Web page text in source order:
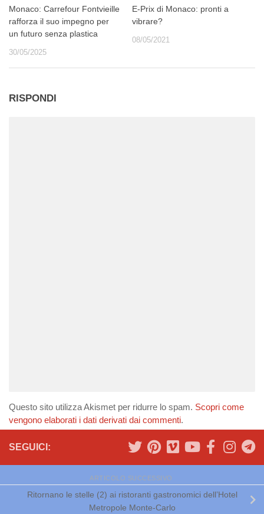
Monaco: Carrefour Fontvieille
rafforza il suo impegno per
un futuro senza plastica
30/05/2025
E-Prix di Monaco: pronti a
vibrare?
08/05/2021
RISPONDI
Questo sito utilizza Akismet per ridurre lo spam. Scopri come
vengono elaborati i dati derivati dai commenti.
SEGUICI:
ARTICOLO SUCCESSIVO
Ritornano le stelle (2) ai ristoranti gastronomici dell’Hotel
Metropole Monte-Carlo